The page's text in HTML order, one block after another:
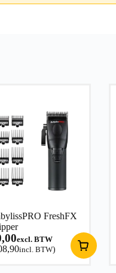
FreshFX
excl. BTW
incl. BTW)